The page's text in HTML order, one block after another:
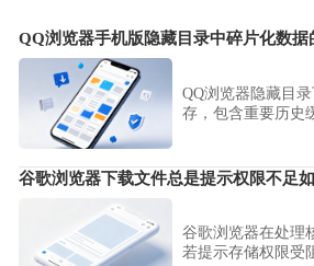
QQ浏览器手机版隐藏目录中碎片化数据
QQ浏览器隐藏目
存，包含重要历史
键资源，解决应用
疾。
谷歌浏览器下载文件总是提示权限不足
谷歌浏览器在处理
若提示存储权限受